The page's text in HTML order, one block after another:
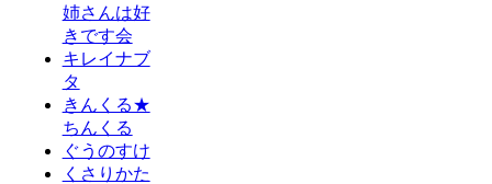
姉さんは好
きです会
キレイナブ
タ
きんくる★
ちんくる
ぐうのすけ
くさりかた